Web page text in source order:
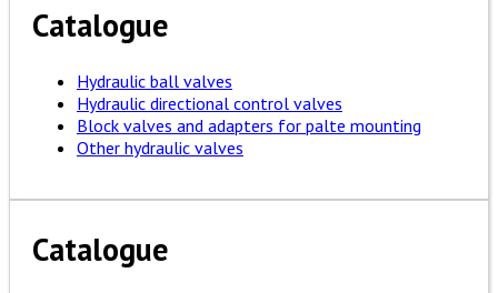
Catalogue
Hydraulic ball valves
Hydraulic directional control valves
Block valves and adapters for palte mounting
Other hydraulic valves
Catalogue